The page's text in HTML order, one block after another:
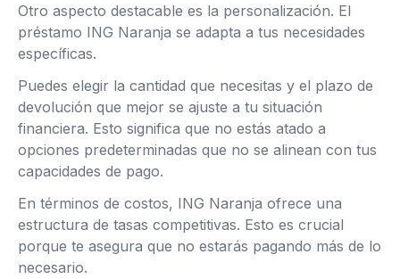
Otro aspecto destacable es la personalización. El
préstamo ING Naranja se adapta a tus necesidades
específicas.
Puedes elegir la cantidad que necesitas y el plazo de
devolución que mejor se ajuste a tu situación
financiera. Esto significa que no estás atado a
opciones predeterminadas que no se alinean con tus
capacidades de pago.
En términos de costos, ING Naranja ofrece una
estructura de tasas competitivas. Esto es crucial
porque te asegura que no estarás pagando más de lo
necesario.